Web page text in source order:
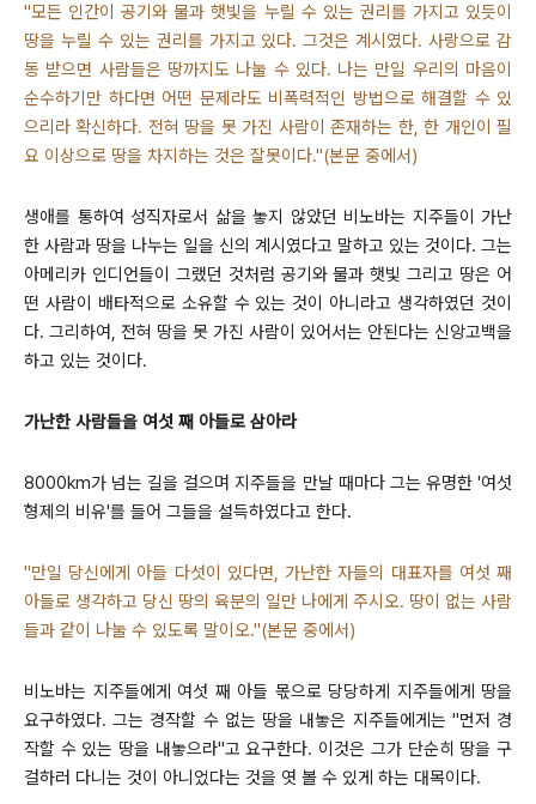
"모든 인간이 공기와 물과 햇빛을 누릴 수 있는 권리를 가지고 있듯이
땅을 누릴 수 있는 권리를 가지고 있다. 그것은 계시였다. 사랑으로 감
동 받으면 사람들은 땅까지도 나눌 수 있다. 나는 만일 우리의 마음이
순수하기만 하다면 어떤 문제라도 비폭력적인 방법으로 해결할 수 있
으리라 확신하다. 전혀 땅을 못 가진 사람이 존재하는 한, 한 개인이 필
요 이상으로 땅을 차지하는 것은 잘못이다."(본문 중에서)
생애를 통하여 성직자로서 삶을 놓지 않았던 비노바는 지주들이 가난
한 사람과 땅을 나누는 일을 신의 계시였다고 말하고 있는 것이다. 그는
아메리카 인디언들이 그랬던 것처럼 공기와 물과 햇빛 그리고 땅은 어
떤 사람이 배타적으로 소유할 수 있는 것이 아니라고 생각하였던 것이
다. 그리하여, 전혀 땅을 못 가진 사람이 있어서는 안된다는 신앙고백을
하고 있는 것이다.
가난한 사람들을 여섯 째 아들로 삼아라
8000km가 넘는 길을 걸으며 지주들을 만날 때마다 그는 유명한 '여섯
형제의 비유'를 들어 그들을 설득하였다고 한다.
"만일 당신에게 아들 다섯이 있다면, 가난한 자들의 대표자를 여섯 째
아들로 생각하고 당신 땅의 육분의 일만 나에게 주시오. 땅이 없는 사람
들과 같이 나눌 수 있도록 말이오."(본문 중에서)
비노바는 지주들에게 여섯 째 아들 몫으로 당당하게 지주들에게 땅을
요구하였다. 그는 경작할 수 없는 땅을 내놓은 지주들에게는 "먼저 경
작할 수 있는 땅을 내놓으라"고 요구한다. 이것은 그가 단순히 땅을 구
걸하러 다니는 것이 아니었다는 것을 엿 볼 수 있게 하는 대목이다.